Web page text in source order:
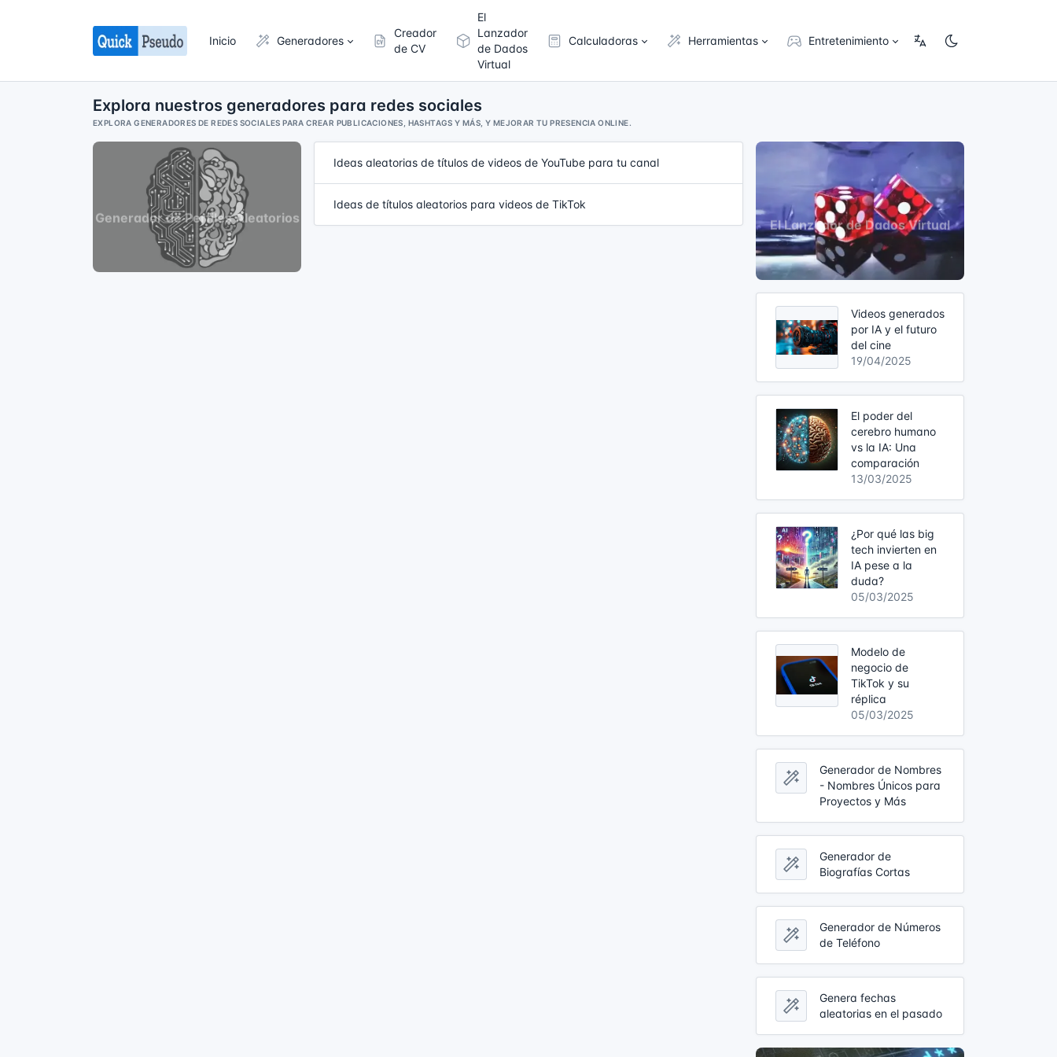
Inicio Generadores
Creador
de CV
El
Lanzador
de Dados
Virtual
Calculadoras Herramientas Entretenimiento
Explora nuestros generadores para redes sociales
EXPLORA GENERADORES DE REDES SOCIALES PARA CREAR PUBLICACIONES, HASHTAGS Y MÁS, Y MEJORAR TU PRESENCIA ONLINE.
Ideas aleatorias de títulos de videos de YouTube para tu canal
Ideas de títulos aleatorios para videos de TikTok
Videos generados
por IA y el futuro
del cine
19/04/2025
El poder del
cerebro humano
vs la IA: Una
comparación
13/03/2025
¿Por qué las big
tech invierten en
IA pese a la
duda?
05/03/2025
Modelo de
negocio de
TikTok y su
réplica
05/03/2025
Generador de Nombres
- Nombres Únicos para
Proyectos y Más
Generador de
Biografías Cortas
Generador de Números
de Teléfono
Genera fechas
aleatorias en el pasado